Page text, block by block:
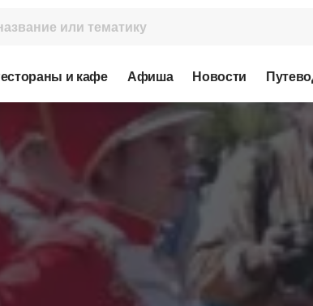
и кафе Афиша Новости